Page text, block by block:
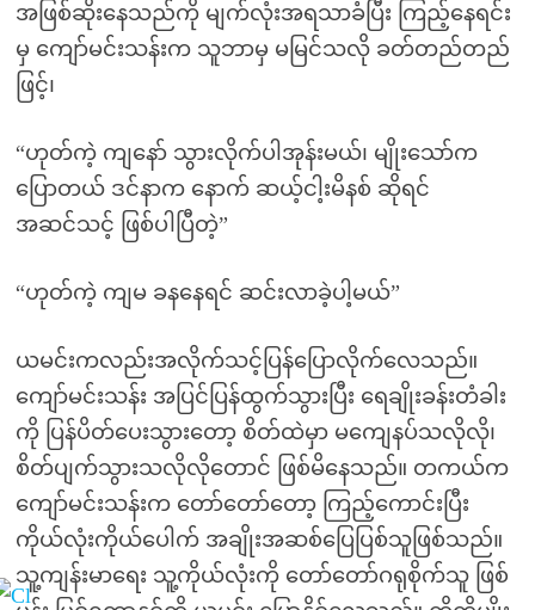
အဖြစ်ဆိုးနေသည်ကို မျက်လုံးအရသာခံပြီး ကြည့်နေရင်း
မှ ကျော်မင်းသန်းက သူဘာမှ မမြင်သလို ခတ်တည်တည်
ဖြင့်၊
“ဟုတ်ကဲ့ ကျနော် သွားလိုက်ပါအုန်းမယ်၊ မျိုးသော်က
ပြောတယ် ဒင်နာက နောက် ဆယ့်ငါ့းမိနစ် ဆိုရင်
အဆင်သင့် ဖြစ်ပါပြီတဲ့”
“ဟုတ်ကဲ့ ကျမ ခနနေရင် ဆင်းလာခဲ့ပါ့မယ်”
ယမင်းကလည်းအလိုက်သင့်ပြန်ပြောလိုက်လေသည်။
ကျော်မင်းသန်း အပြင်ပြန်ထွက်သွားပြီး ရေချိုးခန်းတံခါး
ကို ပြန်ပိတ်ပေးသွားတော့ စိတ်ထဲမှာ မကျေနပ်သလိုလို၊
စိတ်ပျက်သွားသလိုလိုတောင် ဖြစ်မိနေသည်။ တကယ်က
ကျော်မင်းသန်းက တော်တော်တော့ ကြည့်ကောင်းပြီး
ကိုယ်လုံးကိုယ်ပေါက် အချိုးအဆစ်ပြေပြစ်သူဖြစ်သည်။
သူ့ကျန်းမာရေး သူ့ကိုယ်လုံးကို တော်တော်ဂရုစိုက်သူ ဖြစ်